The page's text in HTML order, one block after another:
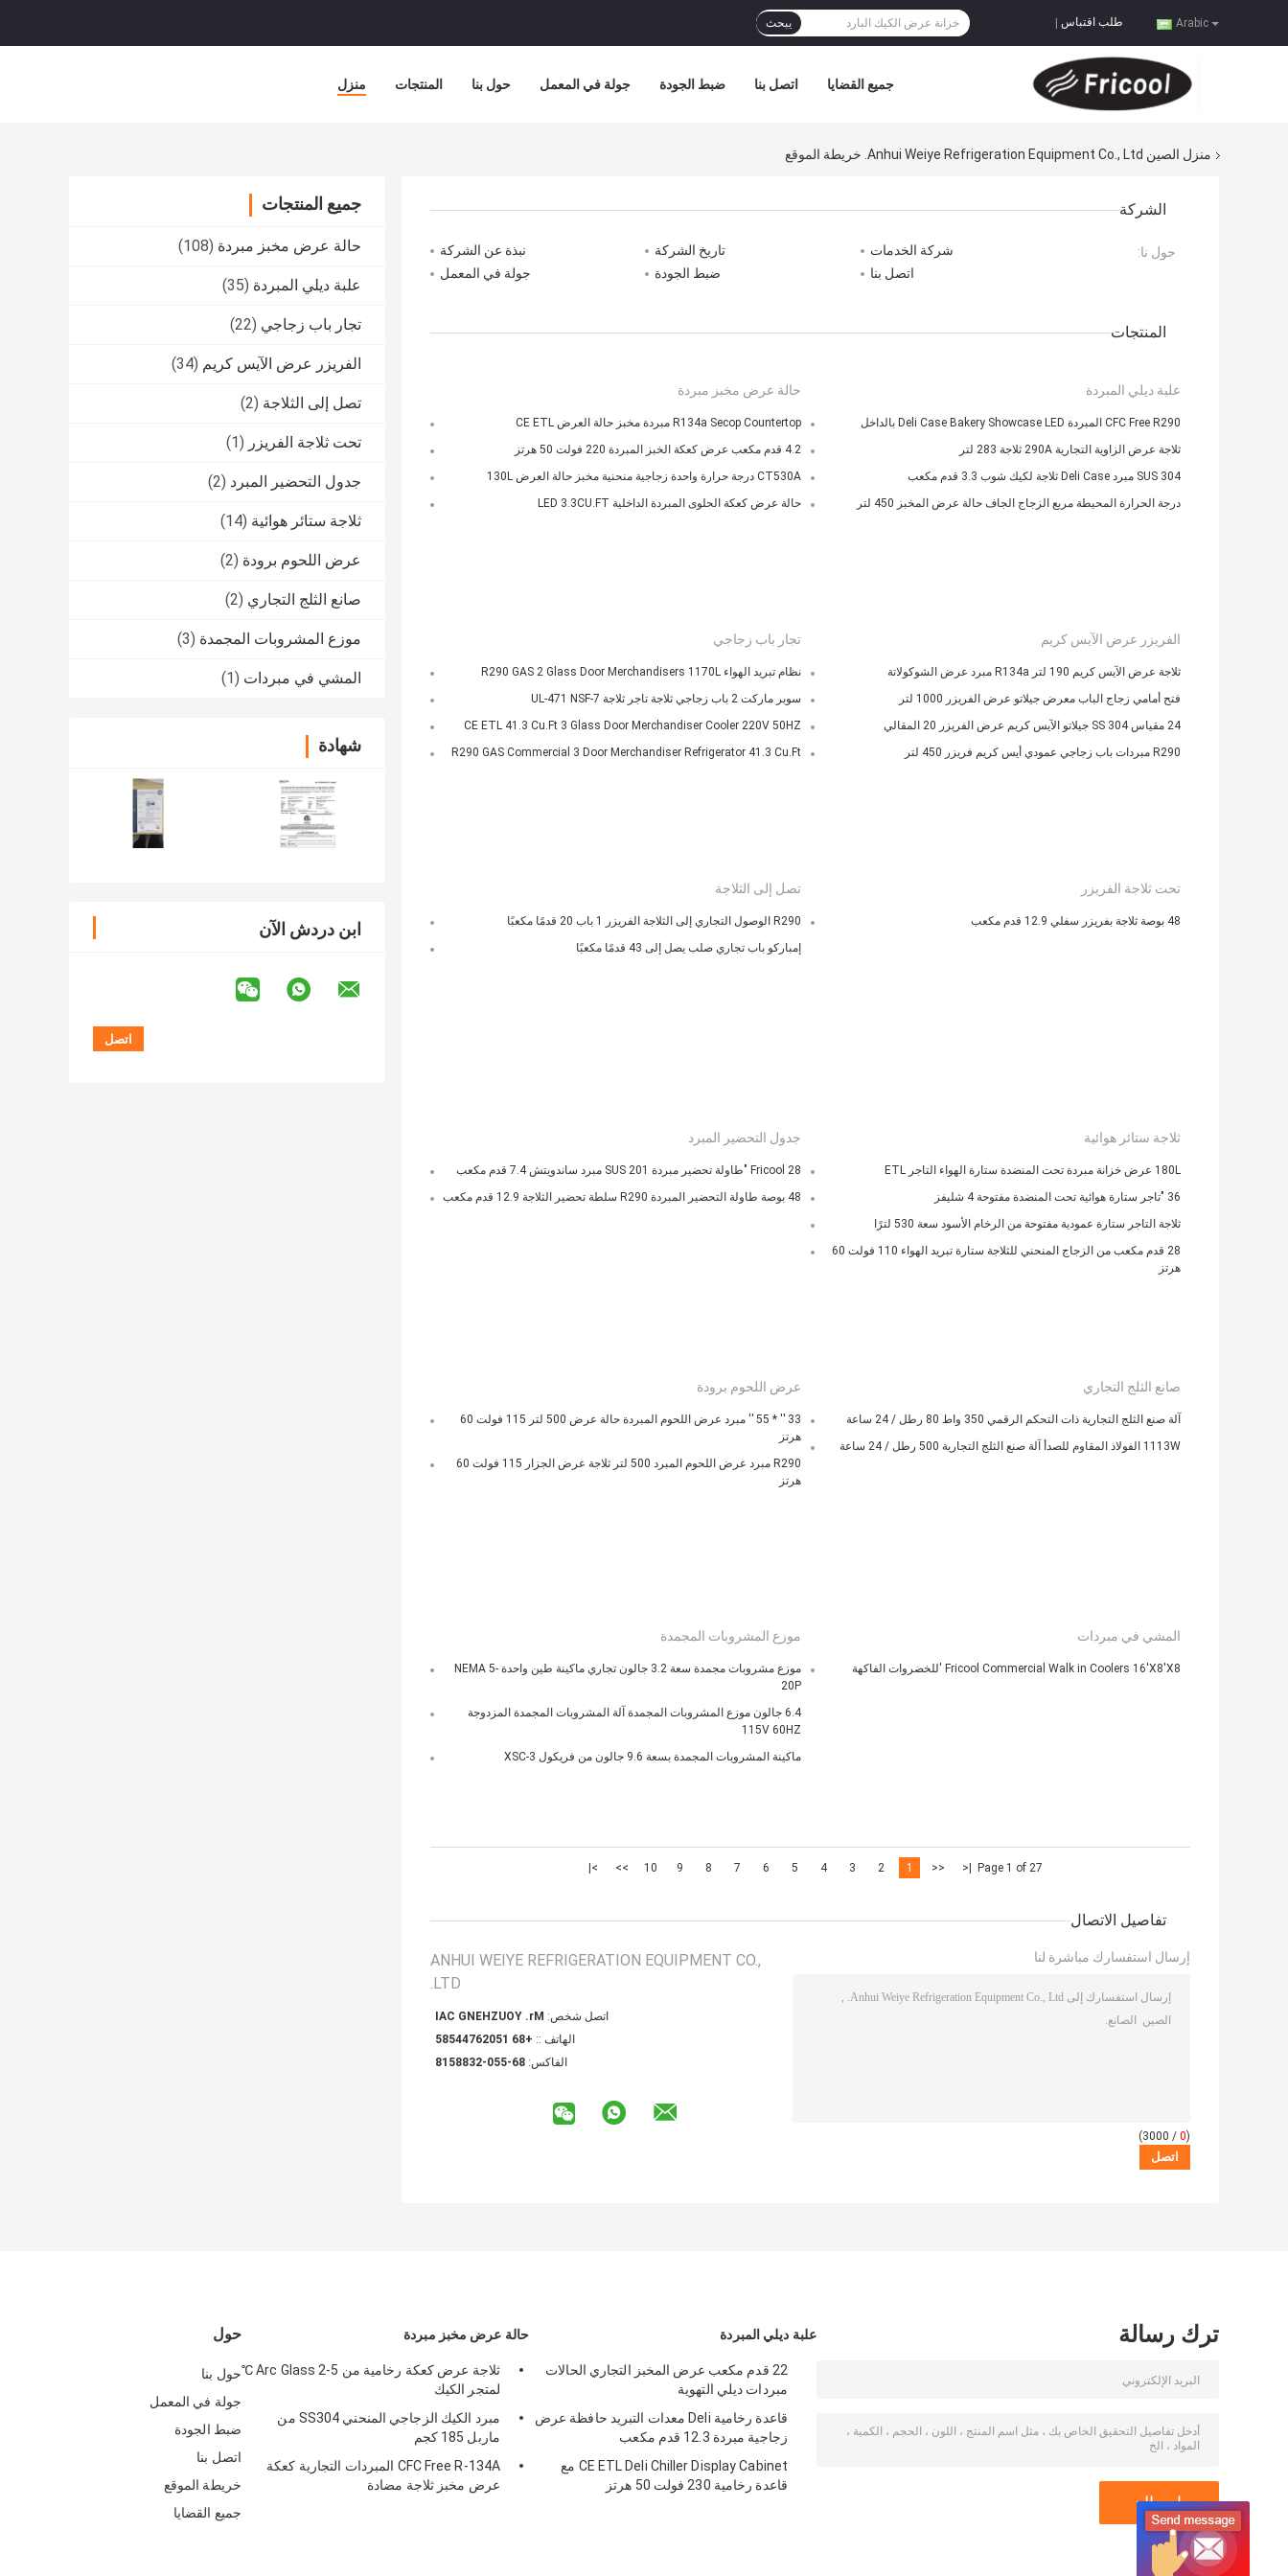
Arabic طلب اقتباس يبحث
منزل المنتجات حول بنا جولة في المعمل ضبط الجودة اتصل بنا جميع القضايا
منزل الصين Anhui Weiye Refrigeration Equipment Co., Ltd. خريطة الموقع
جميع المنتجات
حالة عرض مخبز مبردة (108)
علبة ديلي المبردة (35)
تجار باب زجاجي (22)
الفريزر عرض الآيس كريم (34)
تصل إلى الثلاجة (2)
تحت ثلاجة الفريزر (1)
جدول التحضير المبرد (2)
ثلاجة ستائر هوائية (14)
عرض اللحوم برودة (2)
صانع الثلج التجاري (2)
موزع المشروبات المجمدة (3)
المشي في مبردات (1)
شهادة
ابن دردش الآن
الشركة
حول نا: نبذة عن الشركة تاريخ الشركة
شركة الخدمات
جولة في المعمل
ضبط الجودة اتصل بنا
المنتجات
حالة عرض مخبز مبردة
R134a Secop Countertop مبردة مخبز حالة العرض CE ETL
4.2 قدم مكعب عرض كعكة الخبز المبردة 220 فولت 50 هرتز
CT530A درجة حرارة واحدة زجاجية منحنية مخبز حالة العرض 130L
حالة عرض كعكة الحلوى المبردة الداخلية LED 3.3CU.FT
علبة ديلي المبردة
CFC Free R290 المبردة Deli Case Bakery Showcase LED بالداخل
ثلاجة عرض الزاوية التجارية 290A ثلاجة 283 لتر
SUS 304 مبرد Deli Case ثلاجة لكيك شوب 3.3 قدم مكعب
درجة الحرارة المحيطة مربع الزجاج الجاف حالة عرض المخبز 450 لتر
تجار باب زجاجي
نظام تبريد الهواء R290 GAS 2 Glass Door Merchandisers 1170L
سوبر ماركت 2 باب زجاجي ثلاجة تاجر ثلاجة UL-471 NSF-7
CE ETL 41.3 Cu.Ft 3 Glass Door Merchandiser Cooler 220V 50HZ
R290 GAS Commercial 3 Door Merchandiser Refrigerator 41.3 Cu.Ft
الفريزر عرض الآيس كريم
ثلاجة عرض الآيس كريم 190 لتر R134a مبرد عرض الشوكولاتة
فتح أمامي زجاج الباب معرض جيلاتو عرض الفريزر 1000 لتر
24 مقياس SS 304 جيلاتو الآيس كريم عرض الفريزر 20 المقالي
R290 مبردات باب زجاجي عمودي أيس كريم فريزر 450 لتر
تصل إلى الثلاجة
R290 الوصول التجاري إلى الثلاجة الفريزر 1 باب 20 قدمًا مكعبًا
إمباركو باب تجاري صلب يصل إلى 43 قدمًا مكعبًا
تحت ثلاجة الفريزر
48 بوصة ثلاجة بفريزر سفلي 12.9 قدم مكعب
جدول التحضير المبرد
Fricool 28 "طاولة تحضير مبردة SUS 201 مبرد ساندويتش 7.4 قدم مكعب
48 بوصة طاولة التحضير المبردة R290 سلطة تحضير الثلاجة 12.9 قدم مكعب
ثلاجة ستائر هوائية
180L عرض خزانة مبردة تحت المنضدة ستارة الهواء التاجر ETL
36 "تاجر ستارة هوائية تحت المنضدة مفتوحة 4 شليفز
ثلاجة التاجر ستارة عمودية مفتوحة من الرخام الأسود سعة 530 لترًا
28 قدم مكعب من الزجاج المنحني للثلاجة ستارة تبريد الهواء 110 فولت 60
هرتز
عرض اللحوم برودة
33 '' * 55 '' مبرد عرض اللحوم المبردة حالة عرض 500 لتر 115 فولت 60
هرتز
R290 مبرد عرض اللحوم المبرد 500 لتر ثلاجة عرض الجزار 115 فولت 60
هرتز
صانع الثلج التجاري
آلة صنع الثلج التجارية ذات التحكم الرقمي 350 واط 80 رطل / 24 ساعة
1113W الفولاذ المقاوم للصدأ آلة صنع الثلج التجارية 500 رطل / 24 ساعة
موزع المشروبات المجمدة
موزع مشروبات مجمدة سعة 3.2 جالون تجاري ماكينة طين واحدة NEMA 5-
20P
6.4 جالون موزع المشروبات المجمدة آلة المشروبات المجمدة المزدوجة
115V 60HZ
ماكينة المشروبات المجمدة بسعة 9.6 جالون من فريكول XSC-3
المشي في مبردات
Fricool Commercial Walk in Coolers 16'X8'X8 'للخضروات الفاكهة
Page 1 of 27
|<
<<
1
2
3
4
5
6
7
8
9
10
>>
>|
تفاصيل الاتصال
ANHUI WEIYE REFRIGERATION EQUIPMENT CO.,
LTD.
اتصل شخص: Mr. YOUZHENG CAI
الهاتف :: +86 15026744585
الفاكس: 86-550-2388518
إرسال استفسارك مباشرة لنا
(
0
/ 3000)
حول
حول بنا
جولة في المعمل
ضبط الجودة
اتصل بنا
خريطة الموقع
جميع القضايا
حالة عرض مخبز مبردة
ثلاجة عرض كعكة رخامية من Arc Glass 2-5 ℃
لمتجر الكيك
مبرد الكيك الزجاجي المنحني SS304 من
ماربل 185 كجم
CFC Free R-134A المبردات التجارية كعكة
عرض مخبز ثلاجة مضادة
علبة ديلي المبردة
22 قدم مكعب عرض المخبز التجاري الحالات
مبردات ديلي التهوية
قاعدة رخامية Deli معدات التبريد حافظة عرض
زجاجية مبردة 12.3 قدم مكعب
CE ETL Deli Chiller Display Cabinet مع
قاعدة رخامية 230 فولت 50 هرتز
ترك رسالة